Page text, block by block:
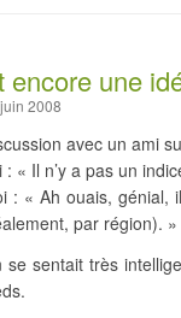
encore une
2008
avec un ami
: « Il n’y a pas un
: « Ah ouais, génial,
par région). »
se sentait très